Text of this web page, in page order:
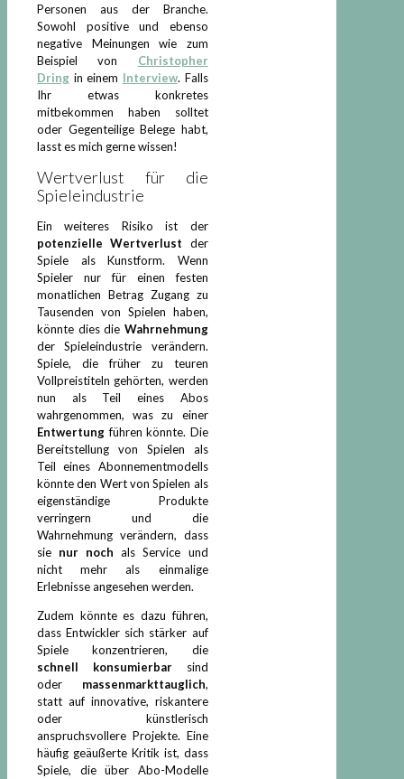
Personen aus der Branche.
Sowohl positive und ebenso
negative Meinungen wie zum
Beispiel von Christopher
Dring in einem Interview. Falls
Ihr etwas konkretes
mitbekommen haben solltet
oder Gegenteilige Belege habt,
lasst es mich gerne wissen!
Wertverlust für die
Spieleindustrie
Ein weiteres Risiko ist der
potenzielle Wertverlust der
Spiele als Kunstform. Wenn
Spieler nur für einen festen
monatlichen Betrag Zugang zu
Tausenden von Spielen haben,
könnte dies die Wahrnehmung
der Spieleindustrie verändern.
Spiele, die früher zu teuren
Vollpreistiteln gehörten, werden
nun als Teil eines Abos
wahrgenommen, was zu einer
Entwertungführen könnte. Die
Bereitstellung von Spielen als
Teil eines Abonnementmodells
könnte den Wert von Spielen als
eigenständige Produkte
verringern und die
Wahrnehmung verändern, dass
sie nur noch als Service und
nicht mehr als einmalige
Erlebnisse angesehen werden.
Zudem könnte es dazu führen,
dass Entwickler sich stärker auf
Spiele konzentrieren, die
schnell konsumierbarsind
oder massenmarkttauglich,
statt auf innovative, riskantere
oder künstlerisch
anspruchsvollere Projekte. Eine
häufig geäußerte Kritik ist, dass
Spiele, die über Abo-Modelle